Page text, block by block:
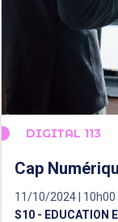
DIGITAL 113
Cap
11/10/2024 | 10h00
S10 - EDUCATION